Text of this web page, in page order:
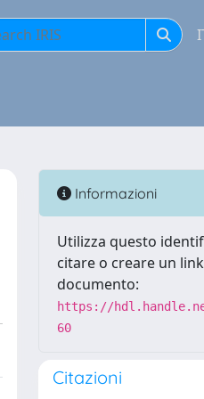
Informazioni
Utilizza questo
citare o creare un
documento:
https://
60
Citazioni